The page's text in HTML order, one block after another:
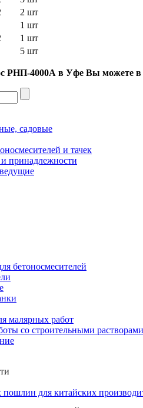
2 шт
1 шт
1 шт
5 шт
РНП-4000А в Уфе Вы
садовые
и тачек
принадлежности
бетоносмесителей
малярных работ
со строительными растворами
для китайских